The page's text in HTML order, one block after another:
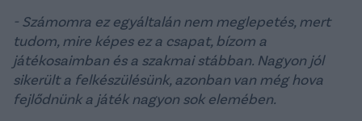
- Számomra ez egyáltalán nem meglepetés, mert
tudom, mire képes ez a csapat, bízom a
játékosaimban és a szakmai stábban. Nagyon jól
sikerült a felkészülésünk, azonban van még hova
fejlődnünk a játék nagyon sok elemében.